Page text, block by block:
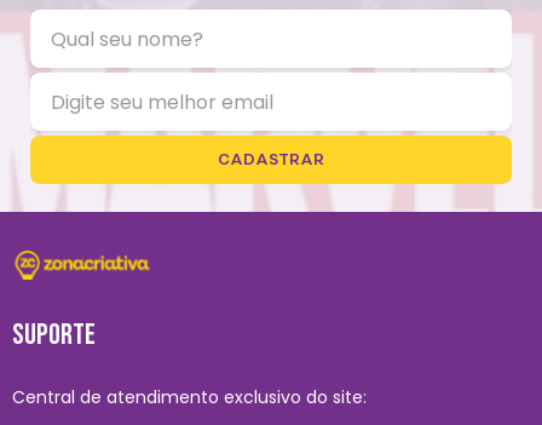
CADASTRAR
SUPORTE
Central de atendimento exclusivo do site: